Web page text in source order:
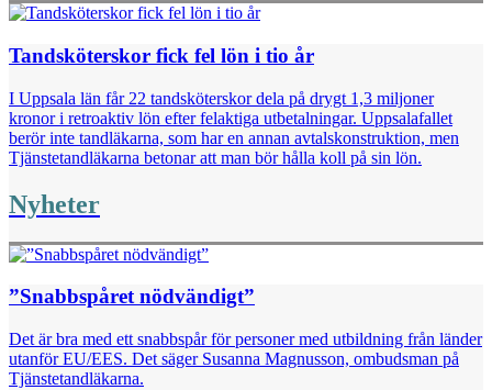
Tandsköterskor fick fel lön i tio år
I Uppsala län får 22 tandsköterskor dela på drygt 1,3 miljoner
kronor i retroaktiv lön efter felaktiga utbetalningar. Uppsalafallet
berör inte tandläkarna, som har en annan avtalskonstruktion, men
Tjänstetandläkarna betonar att man bör hålla koll på sin lön.
Nyheter
”Snabbspåret nödvändigt”
Det är bra med ett snabbspår för personer med utbildning från länder
utanför EU/EES. Det säger Susanna Magnusson, ombudsman på
Tjänstetandläkarna.